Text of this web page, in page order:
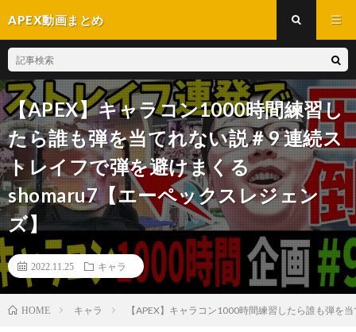
APEX動画まとめ
【APEX】キャラコン1000時間練習し
たら誰も弾を当てれない説＃9 連続ス
トレイフで弾を避けまくる
shomaru7【エーペックスレジェン
ズ】
2022.11.25 キャラ
HOME キャラ 【APEX】キャラコン1000時間練習したら誰も弾を